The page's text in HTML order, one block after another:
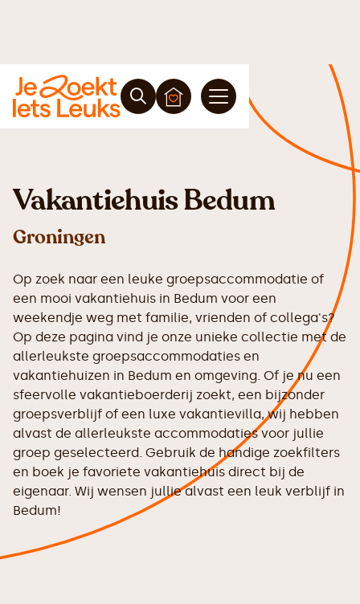
Vakantiehuis Bedum
Groningen
Op zoek naar een leuke groepsaccommodatie of
een mooi vakantiehuis in Bedum voor een
weekendje weg met familie, vrienden of collega's?
Op deze pagina vind je onze unieke collectie met de
allerleukste groepsaccommodaties en
vakantiehuizen in Bedum en omgeving. Of je nu een
sfeervolle vakantieboerderij zoekt, een bijzonder
groepsverblijf of een luxe vakantievilla, wij hebben
alvast de allerleukste accommodaties voor jullie
groep geselecteerd. Gebruik de handige zoekfilters
en boek je favoriete vakantiehuis direct bij de
eigenaar. Wij wensen jullie alvast een leuk verblijf in
Bedum!